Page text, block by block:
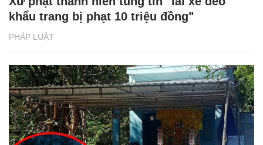
PHÁP LUẬT
khẩu trang bị phạt 10 triệu đồng"